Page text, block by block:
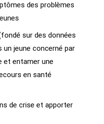
des problèmes
sur des données
jeune concerné par
et entamer une
en santé
de crise et apporter